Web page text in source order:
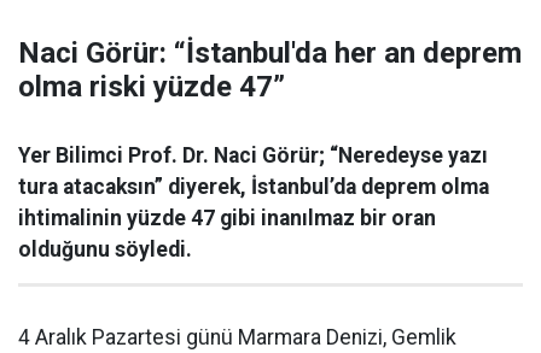
Naci Görür: “İstanbul'da her an deprem
olma riski yüzde 47”
Yer Bilimci Prof. Dr. Naci Görür; “Neredeyse yazı
tura atacaksın” diyerek, İstanbul’da deprem olma
ihtimalinin yüzde 47 gibi inanılmaz bir oran
olduğunu söyledi.
4 Aralık Pazartesi günü Marmara Denizi, Gemlik